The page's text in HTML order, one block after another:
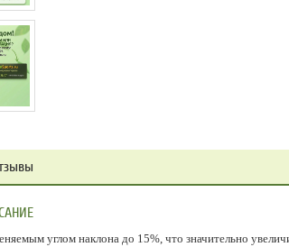
углом наклона до 15%, что значительно